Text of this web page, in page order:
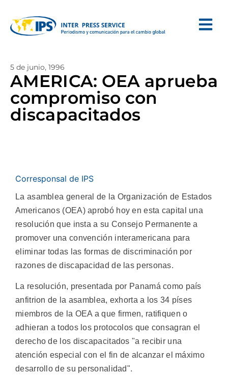
5 de junio, 1996
AMERICA: OEA aprueba
compromiso con
discapacitados
Corresponsal de IPS
La asamblea general de la Organización de Estados
Americanos (OEA) aprobó hoy en esta capital una
resolución que insta a su Consejo Permanente a
promover una convención interamericana para
eliminar todas las formas de discriminación por
razones de discapacidad de las personas.
La resolución, presentada por Panamá como país
anfitrion de la asamblea, exhorta a los 34 píses
miembros de la OEA a que firmen, ratifiquen o
adhieran a todos los protocolos que consagran el
derecho de los discapacitados "a recibir una
atención especial con el fin de alcanzar el máximo
desarrollo de su personalidad".